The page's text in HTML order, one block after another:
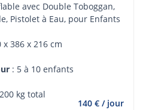
avec Double Toboggan,
Pistolet à Eau, pour Enfants
386 x 216 cm
: 5 à 10 enfants
kg total
140 € / jour